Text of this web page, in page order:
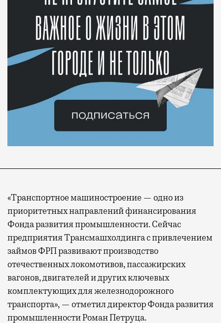
«Транспортное машиностроение — одно из
приоритетных направлений финансирования
Фонда развития промышленности. Сейчас
предприятия Трансмашхолдинга с привлечением
займов ФРП развивают производство
отечественных локомотивов, пассажирских
вагонов, двигателей и других ключевых
комплектующих для железнодорожного
транспорта», — отметил директор Фонда развития
промышленности Роман Петруца.